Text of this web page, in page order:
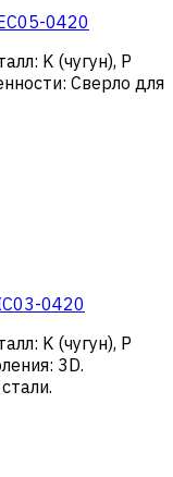
0420
: K (чугун), Р
: Сверло для
0420
: K (чугун), Р
: 3D.
.